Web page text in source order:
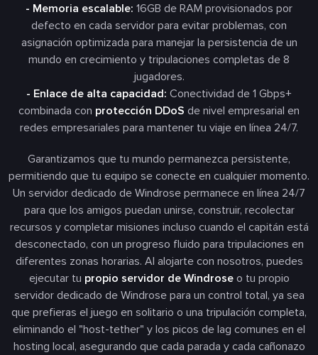
- Memoria escalable: 16GB de RAM provisionados por
defecto en cada servidor para evitar problemas, con
asignación optimizada para manejar la persistencia de un
mundo en crecimiento y tripulaciones completas de 8
jugadores.
- Enlace de alta capacidad: Conectividad de 1 Gbps+
combinada con protección DDoS de nivel empresarial en
redes empresariales para mantener tu viaje en línea 24/7.
Garantizamos que tu mundo permanezca persistente,
permitiendo que tu equipo se conecte en cualquier momento.
Un servidor dedicado de Windrose permanece en línea 24/7
para que los amigos puedan unirse, construir, recolectar
recursos y completar misiones incluso cuando el capitán está
desconectado, con un progreso fluido para tripulaciones en
diferentes zonas horarias. Al alojarte con nosotros, puedes
ejecutar tu propio servidor de Windroseo tu propio
servidor dedicado de Windrose para un control total, ya sea
que prefieras el juego en solitario o una tripulación completa,
eliminando el "host-tether" y los picos de lag comunes en el
hosting local, asegurando que cada parada y cada cañonazo